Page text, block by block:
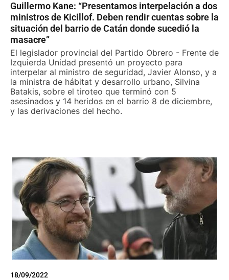
Guillermo Kane: “Presentamos interpelación a dos
ministros de Kicillof. Deben rendir cuentas sobre la
situación del barrio de Catán donde sucedió la
masacre”
El legislador provincial del Partido Obrero - Frente de
Izquierda Unidad presentó un proyecto para
interpelar al ministro de seguridad, Javier Alonso, y a
la ministra de hábitat y desarrollo urbano, Silvina
Batakis, sobre el tiroteo que terminó con 5
asesinados y 14 heridos en el barrio 8 de diciembre,
y las derivaciones del hecho.
18/09/2022